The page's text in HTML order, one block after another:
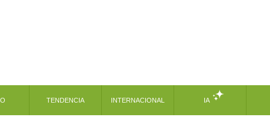
TENDENCIA INTERNACIONAL IA